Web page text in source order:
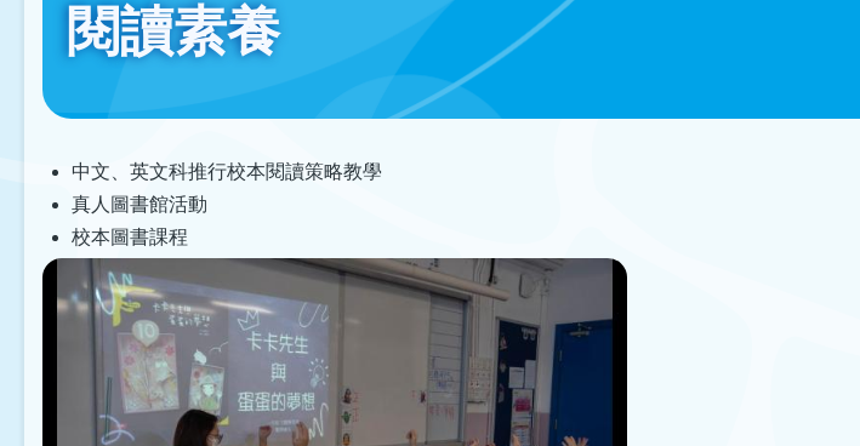
閱讀素養
中文、英文科推行校本閱讀策略教學
真人圖書館活動
校本圖書課程